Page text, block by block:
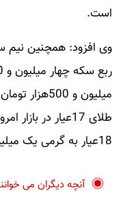
است.
میلیون و
18عیار به گرمی یک میلیون و 147هزار تومان افزایش یافت.
آنچه دیگران می